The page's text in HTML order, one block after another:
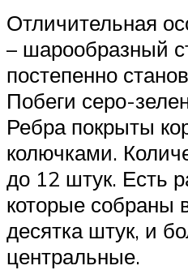
Отличительная
– шарообразный
постепенно
Побеги серо-
Ребра покрыты
колючками.
до 12 штук. Есть
которые собраны
десятка штук, и
центральные.